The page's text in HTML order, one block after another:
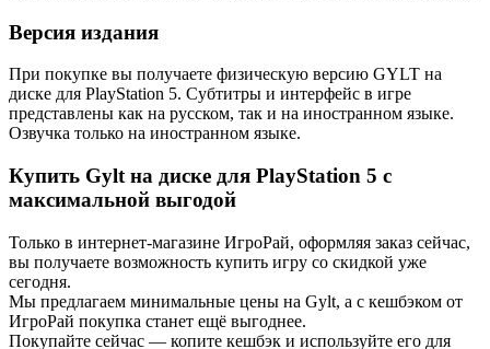
Версия издания
При покупке вы получаете физическую версию GYLT на
диске для PlayStation 5. Субтитры и интерфейс в игре
представлены как на русском, так и на иностранном языке.
Озвучка только на иностранном языке.
Купить Gylt на диске для PlayStation 5 с
максимальной выгодой
Только в интернет-магазине ИгроРай, оформляя заказ сейчас,
вы получаете возможность купить игру со скидкой уже
сегодня.
Мы предлагаем минимальные цены на Gylt, а с кешбэком от
ИгроРай покупка станет ещё выгоднее.
Покупайте сейчас — копите кешбэк и используйте его для